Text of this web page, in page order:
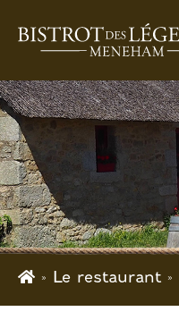
» Le restaurant »